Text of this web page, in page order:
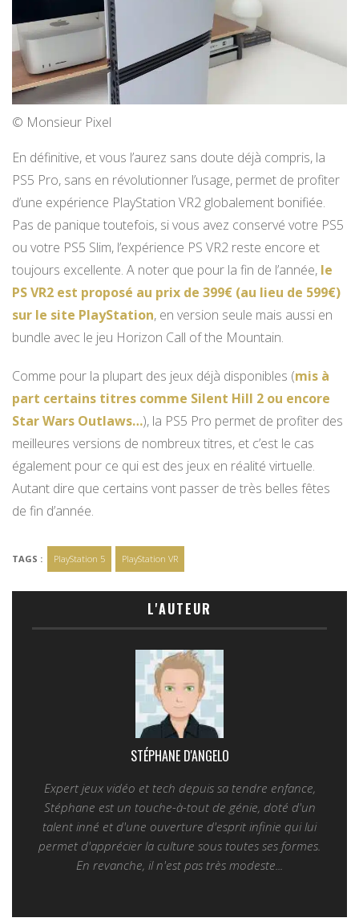
© Monsieur Pixel
En définitive, et vous l’aurez sans doute déjà compris, la
PS5 Pro, sans en révolutionner l’usage, permet de profiter
d’une expérience PlayStation VR2 globalement bonifiée.
Pas de panique toutefois, si vous avez conservé votre PS5
ou votre PS5 Slim, l’expérience PS VR2 reste encore et
toujours excellente. A noter que pour la fin de l’année, le
PS VR2 est proposé au prix de 399€ (au lieu de 599€)
sur le site PlayStation, en version seule mais aussi en
bundle avec le jeu Horizon Call of the Mountain.
Comme pour la plupart des jeux déjà disponibles (mis à
part certains titres comme Silent Hill 2 ou encore
Star Wars Outlaws…), la PS5 Pro permet de profiter des
meilleures versions de nombreux titres, et c’est le cas
également pour ce qui est des jeux en réalité virtuelle.
Autant dire que certains vont passer de très belles fêtes
de fin d’année.
TAGS : PlayStation 5 PlayStation VR
L'AUTEUR
STÉPHANE D'ANGELO
Expert jeux vidéo et tech depuis sa tendre enfance,
Stéphane est un touche-à-tout de génie, doté d'un
talent inné et d'une ouverture d'esprit infinie qui lui
permet d'apprécier la culture sous toutes ses formes.
En revanche, il n'est pas très modeste...